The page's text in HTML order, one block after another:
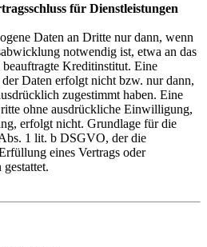
für Dienstleistungen
Daten an Dritte nur dann, wenn
notwendig ist, etwa an das
Kreditinstitut. Eine
Daten erfolgt nicht bzw. nur dann,
zugestimmt haben. Eine
ohne ausdrückliche Einwilligung,
erfolgt nicht. Grundlage für die
1 lit. b DSGVO, der die
eines Vertrags oder